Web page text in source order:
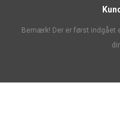
Bemærk! Der er først indgået